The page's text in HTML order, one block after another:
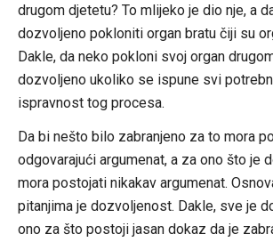
drugom djetetu? To mlijeko je dio nje, a
dozvoljeno pokloniti organ bratu čiji su
Dakle, da neko pokloni svoj organ
dozvoljeno ukoliko se ispune svi
ispravnost tog procesa.
Da bi nešto bilo zabranjeno za to mora
odgovarajući argumenat, a za ono što je
mora postojati nikakav argumenat.
pitanjima je dozvoljenost. Dakle, sve je
ono za što postoji jasan dokaz da je